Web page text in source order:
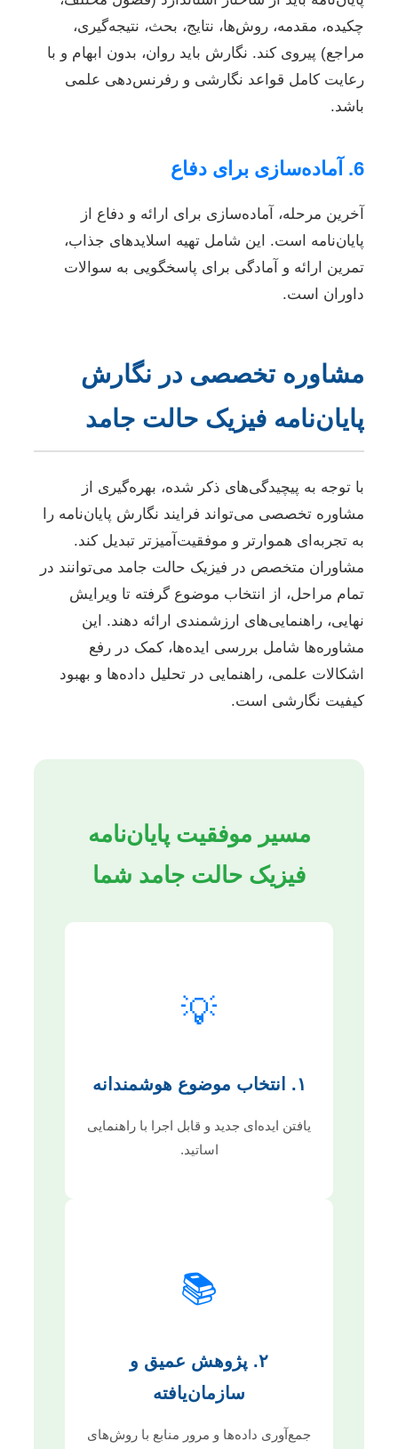
چکیده، مقدمه، روش‌ها، نتایج، بحث، نتیجه‌گیری،
مراجع) پیروی کند. نگارش باید روان، بدون ابهام و با
رعایت کامل قواعد نگارشی و رفرنس‌دهی علمی
باشد.
آخرین مرحله، آماده‌سازی برای ارائه و دفاع از
پایان‌نامه است. این شامل تهیه اسلایدهای جذاب،
تمرین ارائه و آمادگی برای پاسخگویی به سوالات
داوران است.
مشاوره تخصصی در نگارش
پایان‌نامه فیزیک حالت جامد
با توجه به پیچیدگی‌های ذکر شده، بهره‌گیری از
مشاوره تخصصی می‌تواند فرایند نگارش پایان‌نامه را
به تجربه‌ای هموارتر و موفقیت‌آمیزتر تبدیل کند.
مشاوران متخصص در فیزیک حالت جامد می‌توانند در
تمام مراحل، از انتخاب موضوع گرفته تا ویرایش
نهایی، راهنمایی‌های ارزشمندی ارائه دهند. این
مشاوره‌ها شامل بررسی ایده‌ها، کمک در رفع
اشکالات علمی، راهنمایی در تحلیل داده‌ها و بهبود
کیفیت نگارشی است.
مسیر موفقیت پایان‌نامه
فیزیک حالت جامد شما
💡
یافتن ایده‌ای جدید و قابل اجرا با راهنمایی
اساتید.
📚
۲. پژوهش عمیق و
سازمان‌یافته
جمع‌آوری داده‌ها و مرور منابع با روش‌های